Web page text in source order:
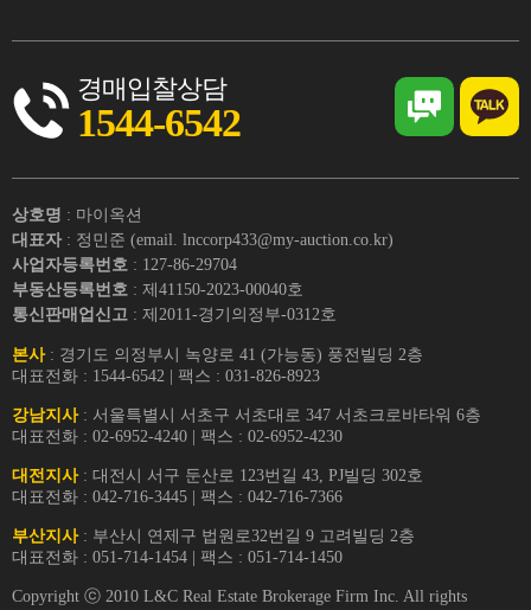
경매입찰상담
1544-6542
상호명 : 마이옥션
대표자 : 정민준 (email. lnccorp433@my-auction.co.kr)
사업자등록번호 : 127-86-29704
부동산등록번호 : 제41150-2023-00040호
통신판매업신고 : 제2011-경기의정부-0312호
본사: 경기도 의정부시 녹양로 41 (가능동) 풍전빌딩 2층
대표전화 : 1544-6542 | 팩스 : 031-826-8923
강남지사: 서울특별시 서초구 서초대로 347 서초크로바타워 6층
대표전화 : 02-6952-4240 | 팩스 : 02-6952-4230
대전지사: 대전시 서구 둔산로 123번길 43, PJ빌딩 302호
대표전화 : 042-716-3445 | 팩스 : 042-716-7366
부산지사: 부산시 연제구 법원로32번길 9 고려빌딩 2층
대표전화 : 051-714-1454 | 팩스 : 051-714-1450
Copyright ⓒ 2010 L&C Real Estate Brokerage Firm Inc. All rights